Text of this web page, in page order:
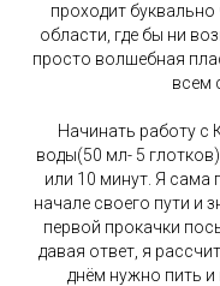
проходит
области, где бы ни
просто волшебная
всем
Начинать работу с
воды(50 мл- 5
или 10 минут. Я сама
начале своего пути и
первой прокачки
давая ответ, я
днём нужно пить